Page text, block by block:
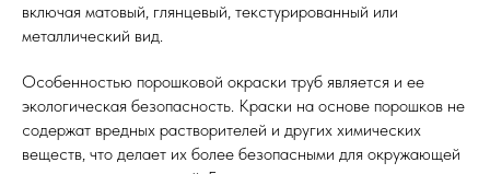
включая матовый, глянцевый, текстурированный или
металлический вид.
Особенностью порошковой окраски труб является и ее
экологическая безопасность. Краски на основе порошков не
содержат вредных растворителей и других химических
веществ, что делает их более безопасными для окружающей